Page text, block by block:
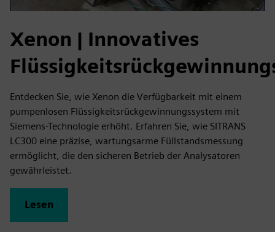
Xenon | Innovatives
Entdecken Sie, wie Xenon die Verfügbarkeit mit einem
pumpenlosen Flüssigkeitsrückgewinnungssystem mit
Siemens-Technologie erhöht. Erfahren Sie, wie SITRANS
LC300 eine präzise, wartungsarme Füllstandsmessung
ermöglicht, die den sicheren Betrieb der Analysatoren
gewährleistet.
Lesen